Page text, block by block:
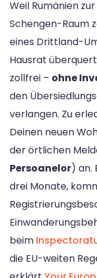
Weil Rumänien
Schengen-Raum
eines Drittland-
Hausrat
zollfrei – ohne
den
verlangen. Zu
Deinen neuen
der örtlichen
Persoanelor) an.
drei Monate,
beim
die EU-weiten